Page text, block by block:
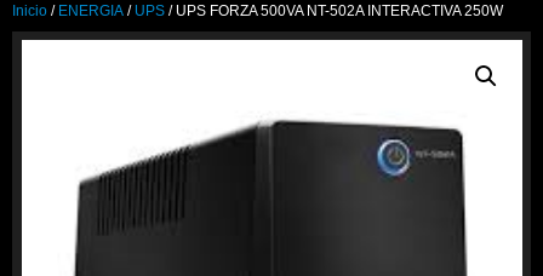
Inicio / ENERGIA / UPS / UPS FORZA 500VA NT-502A INTERACTIVA 250W